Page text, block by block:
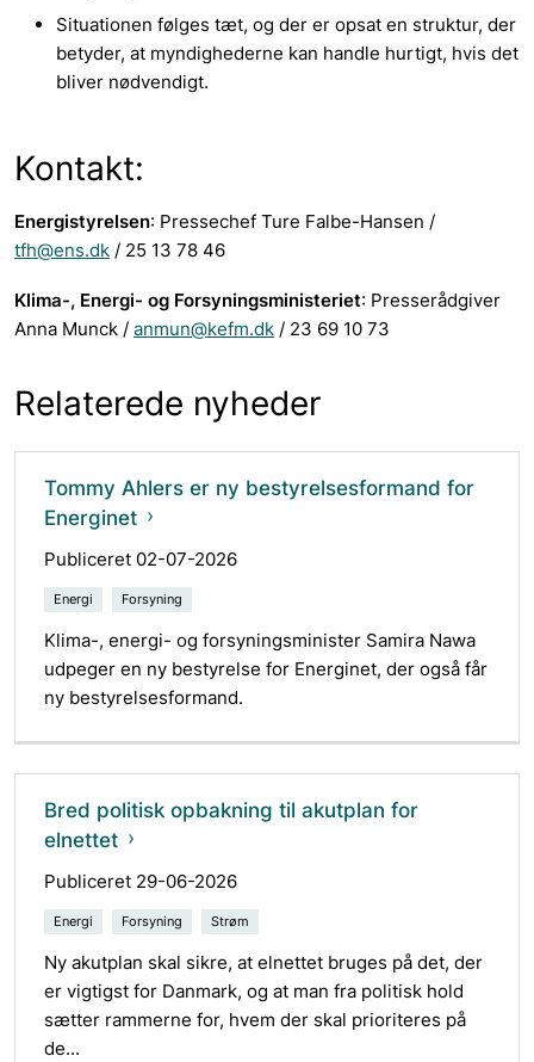
Situationen følges tæt, og der er opsat en struktur, der
betyder, at myndighederne kan handle hurtigt, hvis det
bliver nødvendigt.
Kontakt:
Energistyrelsen: Pressechef Ture Falbe-Hansen /
tfh@ens.dk / 25 13 78 46
Klima-, Energi- og Forsyningsministeriet: Presserådgiver
Anna Munck / anmun@kefm.dk / 23 69 10 73
Relaterede nyheder
Tommy Ahlers er ny bestyrelsesformand for
Energinet
Publiceret 02-07-2026
Energi Forsyning
Klima-, energi- og forsyningsminister Samira Nawa
udpeger en ny bestyrelse for Energinet, der også får
ny bestyrelsesformand.
Bred politisk opbakning til akutplan for
elnettet
Publiceret 29-06-2026
Energi Forsyning Strøm
Ny akutplan skal sikre, at elnettet bruges på det, der
er vigtigst for Danmark, og at man fra politisk hold
sætter rammerne for, hvem der skal prioriteres på
de...